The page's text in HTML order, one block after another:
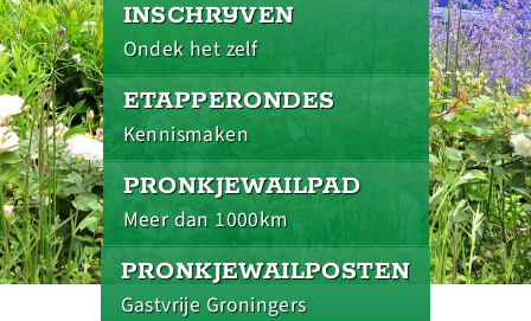
INSCHRIJVEN
Ondek het zelf
ETAPPERONDES
Kennismaken
PRONKJEWAILPAD
Meer dan 1000km
PRONKJEWAILPOSTEN
Gastvrije Groningers